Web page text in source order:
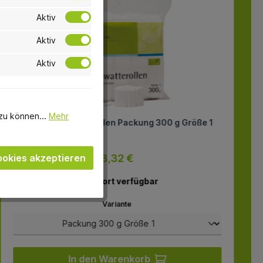
smart Zahnwatterollen Packung 300 g Größe 1
3,32 €
sofort verfügbar
Variante
In den Warenkorb
Aktiv
Aktiv
Aktiv
können... Mehr
akzeptieren